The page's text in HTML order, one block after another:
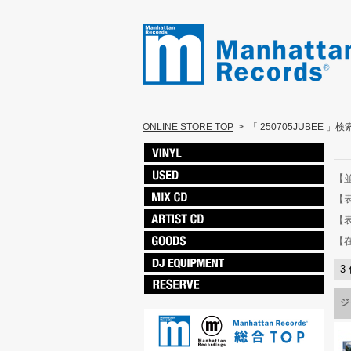
ONLINE STORE TOP > 「 250705JUBEE 」検
【
【
【
【
3